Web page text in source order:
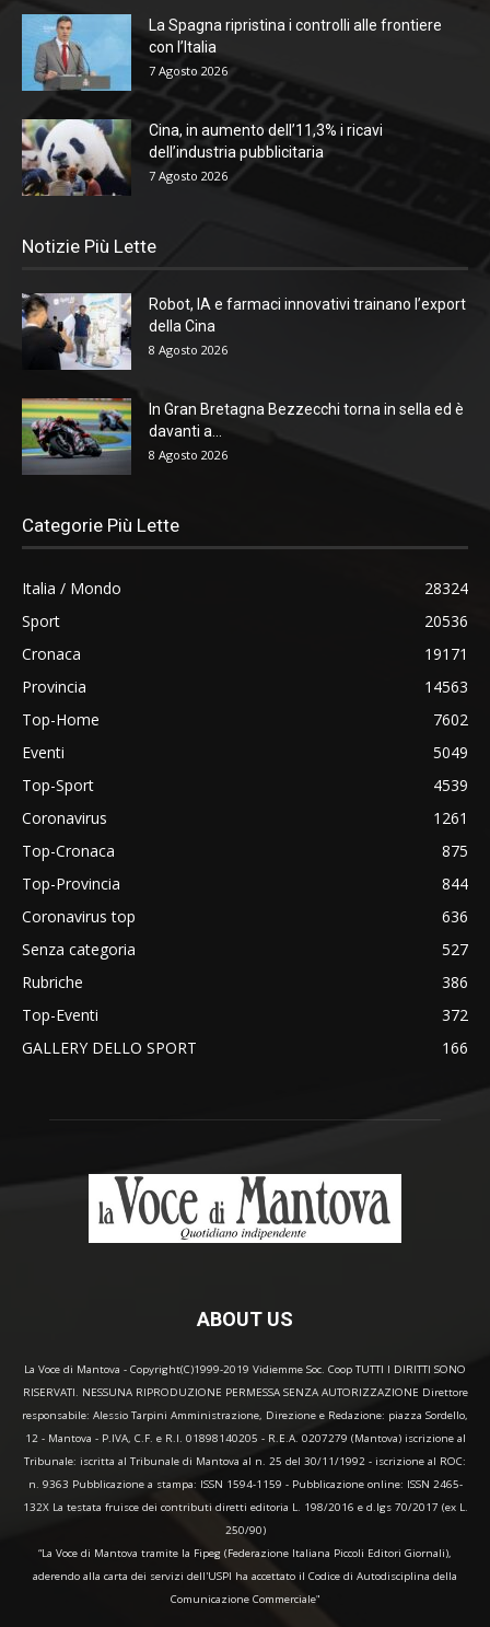
La Spagna ripristina i controlli alle frontiere
con l’Italia
7 Agosto 2026
Cina, in aumento dell’11,3% i ricavi
dell’industria pubblicitaria
7 Agosto 2026
Notizie Più Lette
Robot, IA e farmaci innovativi trainano l’export
della Cina
8 Agosto 2026
In Gran Bretagna Bezzecchi torna in sella ed è
davanti a...
8 Agosto 2026
Categorie Più Lette
Italia / Mondo
28324
Sport
20536
Cronaca
19171
Provincia
14563
Top-Home
7602
Eventi
5049
Top-Sport
4539
Coronavirus
1261
Top-Cronaca
875
Top-Provincia
844
Coronavirus top
636
Senza categoria
527
Rubriche
386
Top-Eventi
372
GALLERY DELLO SPORT
166
ABOUT US
La Voce di Mantova - Copyright(C)1999-2019 Vidiemme Soc. Coop TUTTI I DIRITTI SONO
RISERVATI. NESSUNA RIPRODUZIONE PERMESSA SENZA AUTORIZZAZIONE Direttore
responsabile: Alessio Tarpini Amministrazione, Direzione e Redazione: piazza Sordello,
12 - Mantova - P.IVA, C.F. e R.I. 01898140205 - R.E.A. 0207279 (Mantova) iscrizione al
Tribunale: iscritta al Tribunale di Mantova al n. 25 del 30/11/1992 - iscrizione al ROC:
n. 9363 Pubblicazione a stampa: ISSN 1594-1159 - Pubblicazione online: ISSN 2465-
132X La testata fruisce dei contributi diretti editoria L. 198/2016 e d.lgs 70/2017 (ex L.
250/90)
“La Voce di Mantova tramite la Fipeg (Federazione Italiana Piccoli Editori Giornali),
aderendo alla carta dei servizi dell'USPI ha accettato il Codice di Autodisciplina della
Comunicazione Commerciale"